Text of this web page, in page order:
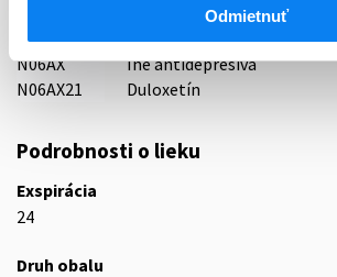
Odmietnuť
Psychoanaleptiká
N06A
Antidepresíva
N06AX
Iné antidepresíva
N06AX21
Duloxetín
Podrobnosti o lieku
Exspirácia
24
Druh obalu